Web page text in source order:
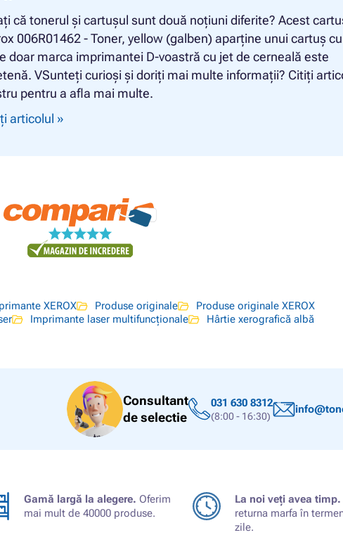
că tonerul și cartușul sunt două noțiuni diferite? Acest
006R01462 - Toner, yellow (galben) aparține unui cartuș cu
doar marca imprimantei D-voastră cu jet de cerneală este
VSunteți curioși și doriți mai multe informații? Citiți
pentru a afla mai multe.
articolul »
XEROX Produse originale
Produse originale XEROX
Imprimante laser multifuncționale Hârtie xerografică albă
Consultant
de selectie
031 630 8312
(8:00 - 16:30)
Gamă largă la alegere. Oferim
mai mult de 40000 produse.
La noi veți avea timp.
returna marfa în
zile.